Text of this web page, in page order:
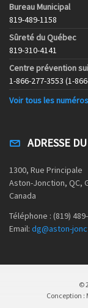
Bureau Municipal
819-489-1158
Sûreté du Québec
819-310-4141
Centre prévention
1-866-277-3553 (1-
Voir tous les
ADRESSE
1300, Rue Principale
Aston-Jonction, QC,
Canada
Téléphone : (819)
Email: dg@aston-
©
Conception :